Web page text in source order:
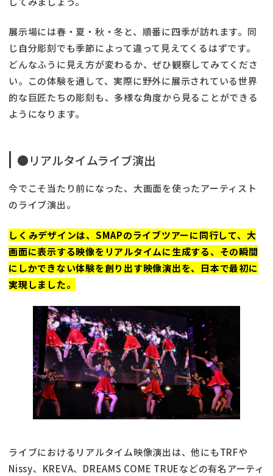
展示場には春・夏・秋・冬と、順番に四季が訪れます。同
じ自分彫刻でも季節によって違って見えてくるはずです。
どんなふうに見え方が変わるか、ぜひ観察してみてくださ
い。この体験を通して、実際に野外に展示されている世界
的な巨匠たちの彫刻も、多様な角度から見ることができる
ようになります。
●リアルタイムライブ演出
今でこそ当たり前になった、大画面を使ったアーティスト
のライブ演出。
しくみデザインは、SMAPのライブツアーに同行して、大
画面に表示する映像をリアルタイムに生成する、その瞬間
にしかできない体験を創り出す映像演出を、日本で最初に
実現しました。
ライブにおけるリアルタイム映像演出は、他にもTRFや
Nissy、KREVA、DREAMS COME TRUEなどの有名アーティ